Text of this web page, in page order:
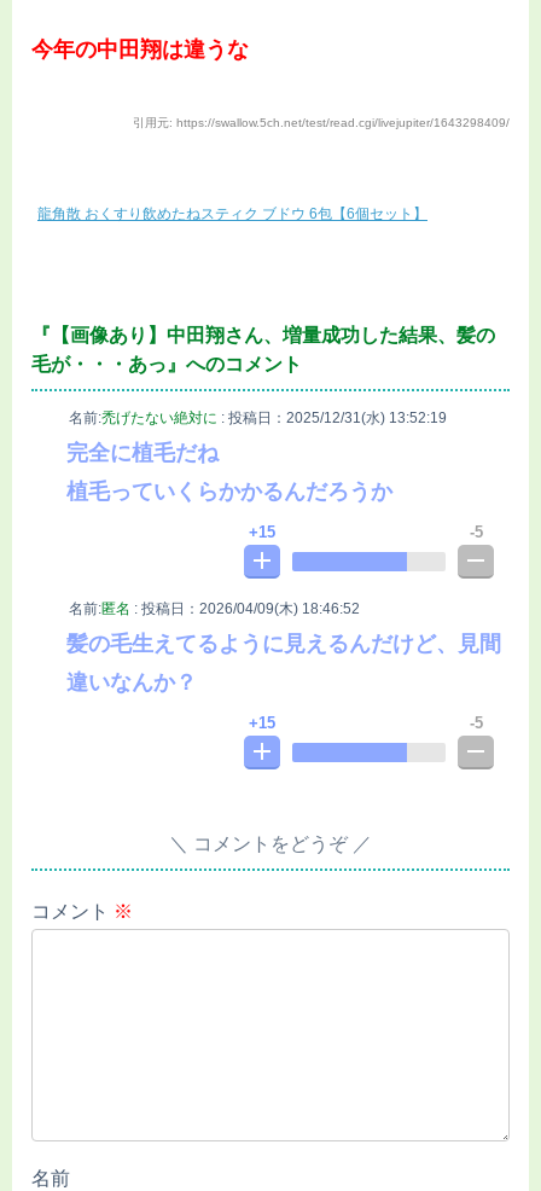
今年の中田翔は違うな
引用元: https://swallow.5ch.net/test/read.cgi/livejupiter/1643298409/
龍角散 おくすり飲めたねスティク ブドウ 6包【6個セット】
『【画像あり】中田翔さん、増量成功した結果、髪の
毛が・・・あっ』へのコメント
名前:禿げたない絶対に : 投稿日：2025/12/31(水) 13:52:19
完全に植毛だね
植毛っていくらかかるんだろうか
15 5
名前:匿名 : 投稿日：2026/04/09(木) 18:46:52
髪の毛生えてるように見えるんだけど、見間
違いなんか？
15 5
コメントをどうぞ
コメント ※
名前